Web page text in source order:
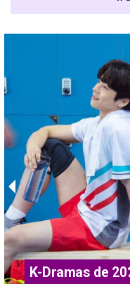
K-Dramas de